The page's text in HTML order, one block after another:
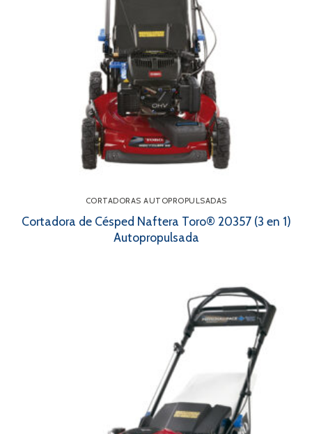
CORTADORAS AUTOPROPULSADAS
Cortadora de Césped Naftera Toro® 20357 (3 en 1)
Autopropulsada